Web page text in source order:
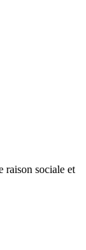
raison sociale et